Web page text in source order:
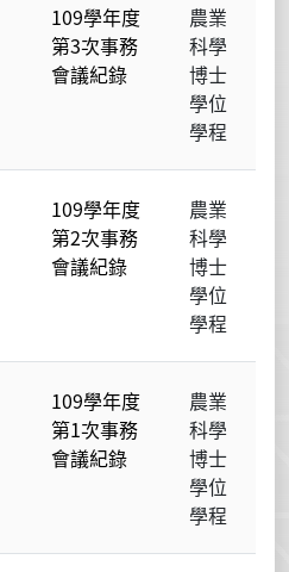
109學年度
第3次事務
會議紀錄
農業
科學
博士
學位
學程
109學年度
第2次事務
會議紀錄
農業
科學
博士
學位
學程
109學年度
第1次事務
會議紀錄
農業
科學
博士
學位
學程